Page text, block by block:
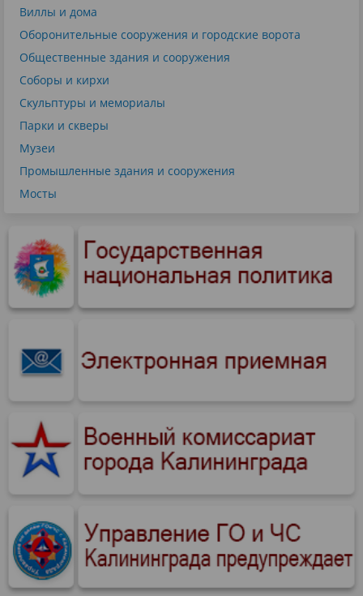
Виллы и дома
Оборонительные сооружения и городские ворота
Общественные здания и сооружения
Соборы и кирхи
Скульптуры и мемориалы
Парки и скверы
Музеи
Промышленные здания и сооружения
Мосты